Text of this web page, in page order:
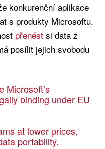
konkurenční aplikace
s produkty Microsoftu.
přenést si data z
posílit jejich svobodu
Microsoft’s
binding under EU
at lower prices,
portability.